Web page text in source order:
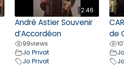
2:46
André Astier Souvenir
d’Accordéon
99views
Jo Privat
Jo Privat
de